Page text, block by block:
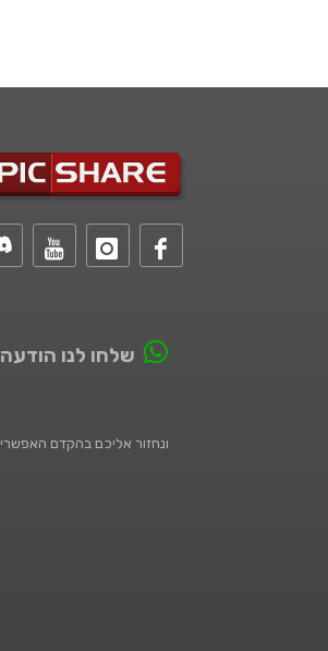
שלחו לנו הודעה
ונחזור אליכם בהקדם האפשרי